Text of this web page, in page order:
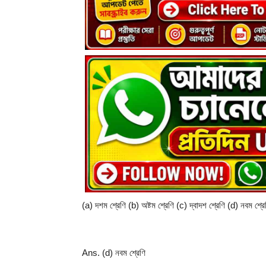
(a) দশম শ্রেণি (b) অষ্টম শ্রেণি (c) দ্বাদশ শ্রেণি (d) নবম
Ans. (d) নবম শ্রেণি